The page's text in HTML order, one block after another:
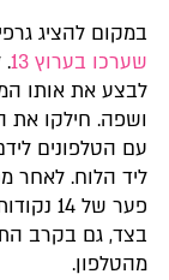
במקום להציג
שערכו בערוץ 13
.
לבצע את אותו
ושפה. חילקו את
עם הטלפונים
ליד הלוח. לאחר
פער של
בצד, גם בקרב
מהטלפון.​